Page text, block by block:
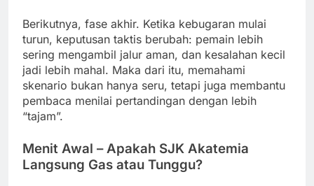
Berikutnya, fase akhir. Ketika kebugaran mulai
turun, keputusan taktis berubah: pemain lebih
sering mengambil jalur aman, dan kesalahan kecil
jadi lebih mahal. Maka dari itu, memahami
skenario bukan hanya seru, tetapi juga membantu
pembaca menilai pertandingan dengan lebih
“tajam”.
Menit Awal – Apakah SJK Akatemia
Langsung Gas atau Tunggu?